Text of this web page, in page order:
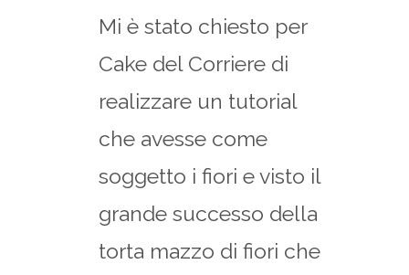
Mi è stato chiesto per
Cake del Corriere di
realizzare un tutorial
che avesse come
soggetto i fiori e visto il
grande successo della
torta mazzo di fiori che